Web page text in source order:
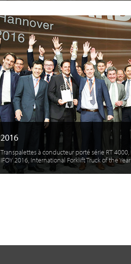
2016
Transpalettes à conducteur porté série RT 4000,
IFOY 2016, International Forklift Truck of the Year